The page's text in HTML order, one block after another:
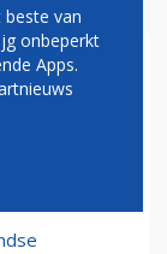
van
onbeperkt
Apps.